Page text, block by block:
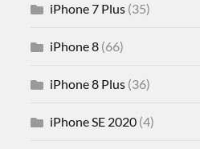
iPhone 7 Plus (35)
iPhone 8 (66)
iPhone 8 Plus (36)
iPhone SE 2020 (4)